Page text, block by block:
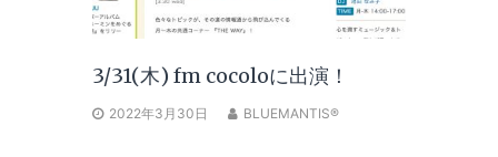
3/31(木) fm cocoloに出演！
2022年3月30日 BLUEMANTIS®